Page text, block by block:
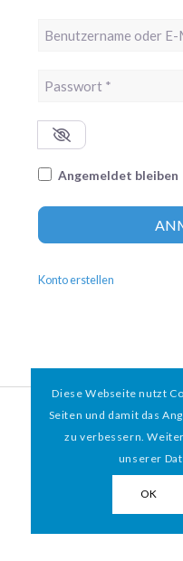
Benutzername oder E-
Passwort *
Angemeldet bleiben
Konto erstellen
© 2026 HAMBURGER*MIT HERZ
Diese Webseite nutzt
Seiten und damit das
zu verbessern.
unserer
OK